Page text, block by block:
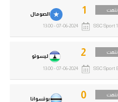
بوتسوانا 0
ليسوتو 2
SSC Sport
07-06-2024 - 13:00
الصومال 1
SSC Sport 1
07-06-2024 - 13:00